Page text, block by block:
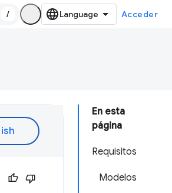
/ Acceder
En esta
página
Requisitos
Modelos